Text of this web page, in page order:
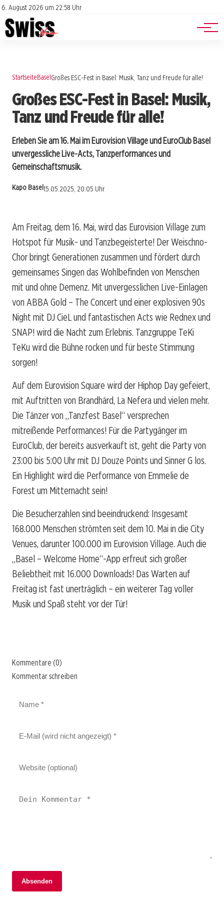
6. August 2026 um 22:58 Uhr
Impressum
Datenschutz
Jobs
Events
StartseiteBaselGroßes ESC-Fest in Basel: Musik, Tanz und Freude für alle!
Großes ESC-Fest in Basel: Musik,
Tanz und Freude für alle!
Erleben Sie am 16. Mai im Eurovision Village und EuroClub Basel
unvergessliche Live-Acts, Tanzperformances und
Gemeinschaftsmusik.
Kapo Basel15.05.2025, 20:05 Uhr
Am Freitag, dem 16. Mai, wird das Eurovision Village zum
Hotspot für Musik- und Tanzbegeisterte! Der Weischno-
Chor bringt Generationen zusammen und fördert durch
gemeinsames Singen das Wohlbefinden von Menschen
mit und ohne Demenz. Mit unvergesslichen Live-Einlagen
von ABBA Gold – The Concert und einer explosiven 90s
Night mit DJ CieL und fantastischen Acts wie Rednex und
SNAP! wird die Nacht zum Erlebnis. Tanzgruppe TeKi
TeKu wird die Bühne rocken und für beste Stimmung
sorgen!
Auf dem Eurovision Square wird der Hiphop Day gefeiert,
mit Auftritten von Brandhärd, La Nefera und vielen mehr.
Die Tänzer von „Tanzfest Basel“ versprechen
mitreißende Performances! Für die Partygänger im
EuroClub, der bereits ausverkauft ist, geht die Party von
23:00 bis 5:00 Uhr mit DJ Douze Points und Sinner G los.
Ein Highlight wird die Performance von Emmelie de
Forest um Mitternacht sein!
Die Besucherzahlen sind beeindruckend: Insgesamt
168.000 Menschen strömten seit dem 10. Mai in die City
Venues, darunter 100.000 im Eurovision Village. Auch die
„Basel – Welcome Home“-App erfreut sich großer
Beliebtheit mit 16.000 Downloads! Das Warten auf
Freitag ist fast unerträglich – ein weiterer Tag voller
Musik und Spaß steht vor der Tür!
Kommentare (0)
Kommentar schreiben
Absenden
06. Februar 2026